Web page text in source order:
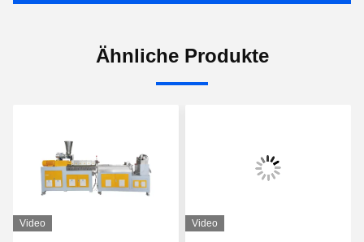
Ähnliche Produkte
Video Video